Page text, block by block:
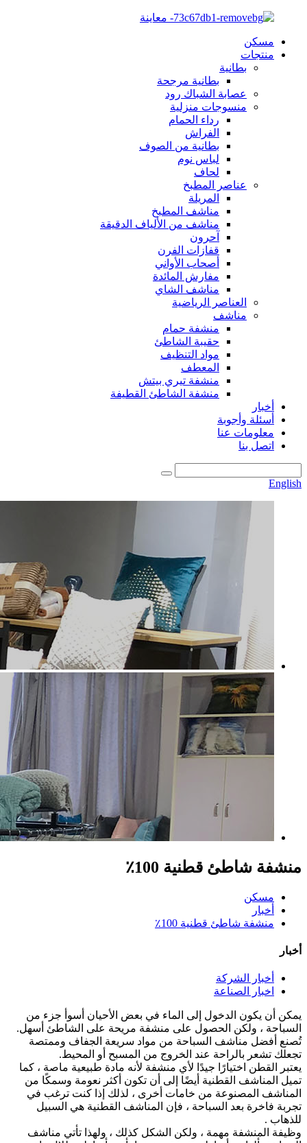
مسكن
منتجات
بطانية
بطانية مرجحة
عصابة الشباك رود
منسوجات منزلية
رداء الحمام
الفراش
بطانية من الصوف
لباس نوم
لحاف
عناصر المطبخ
المريلة
مناشف المطبخ
مناشف من الألياف الدقيقة
آحرون
قفازات الفرن
أصحاب الأواني
مفارش المائدة
مناشف الشاي
العناصر الرياضية
مناشف
منشفة حمام
حقيبة الشاطئ
مواد التنظيف
المعطف
منشفة تيري بيتش
منشفة الشاطئ القطيفة
أخبار
أسئلة وأجوبة
معلومات عنا
اتصل بنا
English
منشفة شاطئ قطنية 100٪
مسكن
أخبار
منشفة شاطئ قطنية 100٪
أخبار
أخبار الشركة
اخبار الصناعة
يمكن أن يكون الدخول إلى الماء في بعض الأحيان أسوأ جزء من
السباحة ، ولكن الحصول على منشفة مريحة على الشاطئ أسهل.
تُصنع أفضل مناشف السباحة من مواد سريعة الجفاف وممتصة
تجعلك تشعر بالراحة عند الخروج من المسبح أو المحيط.
يعتبر القطن اختيارًا جيدًا لأي منشفة لأنه مادة طبيعية ماصة ، كما
تميل المناشف القطنية أيضًا إلى أن تكون أكثر نعومة وسمكًا من
المناشف المصنوعة من خامات أخرى ، لذلك إذا كنت ترغب في
تجربة فاخرة بعد السباحة ، فإن المناشف القطنية هي السبيل
للذهاب .
وظيفة المنشفة مهمة ، ولكن الشكل كذلك ، ولهذا تأتي مناشف